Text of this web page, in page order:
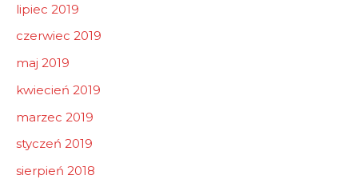
lipiec 2019
czerwiec 2019
maj 2019
kwiecień 2019
marzec 2019
styczeń 2019
sierpień 2018